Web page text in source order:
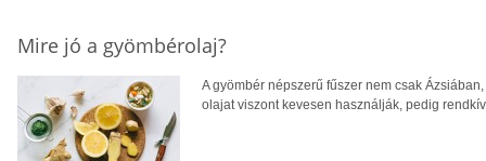
Mire jó a gyömbérolaj?
A gyömbér népszerű fűszer nem csak
olajat viszont kevesen használják, pedig